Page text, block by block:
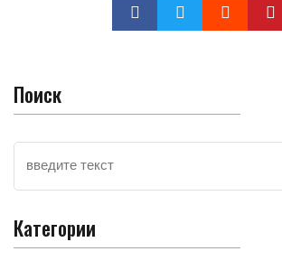
Поиск
Категории